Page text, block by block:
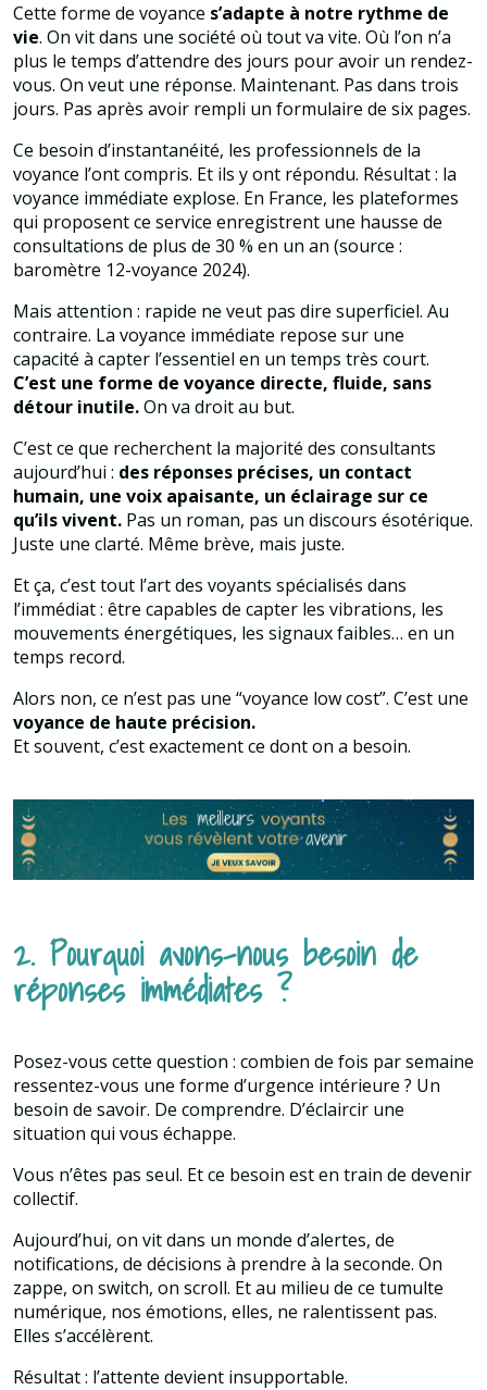
Cette forme de voyance s’adapte à notre rythme de
vie. On vit dans une société où tout va vite. Où l’on n’a
plus le temps d’attendre des jours pour avoir un rendez-
vous. On veut une réponse. Maintenant. Pas dans trois
jours. Pas après avoir rempli un formulaire de six pages.
Ce besoin d’instantanéité, les professionnels de la
voyance l’ont compris. Et ils y ont répondu. Résultat : la
voyance immédiate explose. En France, les plateformes
qui proposent ce service enregistrent une hausse de
consultations de plus de 30 % en un an (source :
baromètre 12-voyance 2024).
Mais attention : rapide ne veut pas dire superficiel. Au
contraire. La voyance immédiate repose sur une
capacité à capter l’essentiel en un temps très court.
C’est une forme de voyance directe, fluide, sans
détour inutile.On va droit au but.
C’est ce que recherchent la majorité des consultants
aujourd’hui : des réponses précises, un contact
humain, une voix apaisante, un éclairage sur ce
qu’ils vivent. Pas un roman, pas un discours ésotérique.
Juste une clarté. Même brève, mais juste.
Et ça, c’est tout l’art des voyants spécialisés dans
l’immédiat : être capables de capter les vibrations, les
mouvements énergétiques, les signaux faibles… en un
temps record.
Alors non, ce n’est pas une “voyance low cost”. C’est une
voyance de haute précision.
Et souvent, c’est exactement ce dont on a besoin.
2. Pourquoi avons-nous besoin de
réponses immédiates ?
Posez-vous cette question : combien de fois par semaine
ressentez-vous une forme d’urgence intérieure ? Un
besoin de savoir. De comprendre. D’éclaircir une
situation qui vous échappe.
Vous n’êtes pas seul. Et ce besoin est en train de devenir
collectif.
Aujourd’hui, on vit dans un monde d’alertes, de
notifications, de décisions à prendre à la seconde. On
zappe, on switch, on scroll. Et au milieu de ce tumulte
numérique, nos émotions, elles, ne ralentissent pas.
Elles s’accélèrent.
Résultat : l’attente devient insupportable.